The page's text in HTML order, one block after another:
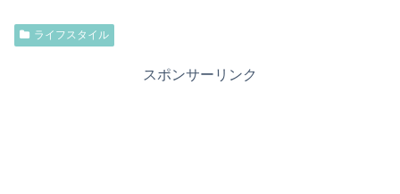
ライフスタイル
スポンサーリンク